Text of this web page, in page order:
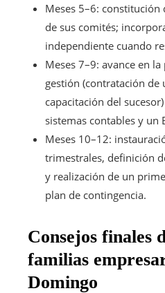
Meses 5–6:
de sus comités;
independiente cuando
Meses 7–9: avance en
gestión (contratación
capacitación del
sistemas contables y un
Meses 10–12:
trimestrales, definición
y realización de un
plan de contingencia.
Consejos finales
familias
Domingo